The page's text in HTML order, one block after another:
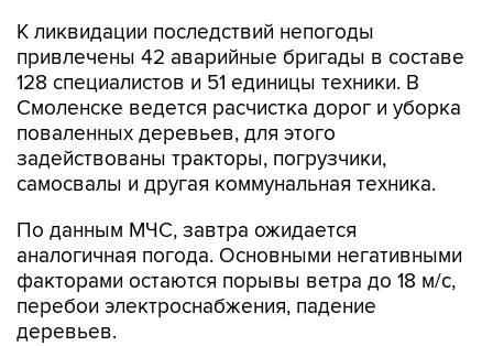
К ликвидации последствий непогоды
привлечены 42 аварийные бригады в составе
128 специалистов и 51 единицы техники. В
Смоленске ведется расчистка дорог и уборка
поваленных деревьев, для этого
задействованы тракторы, погрузчики,
самосвалы и другая коммунальная техника.
По данным МЧС, завтра ожидается
аналогичная погода. Основными негативными
факторами остаются порывы ветра до 18 м/с,
перебои электроснабжения, падение
деревьев.